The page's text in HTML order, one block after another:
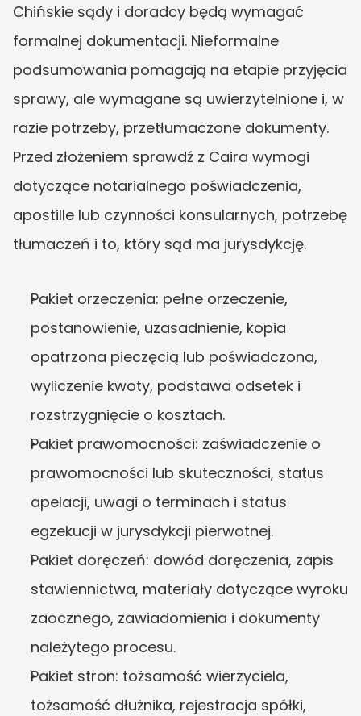
Chińskie sądy i doradcy będą wymagać
formalnej dokumentacji. Nieformalne
podsumowania pomagają na etapie przyjęcia
sprawy, ale wymagane są uwierzytelnione i, w
razie potrzeby, przetłumaczone dokumenty.
Przed złożeniem sprawdź z Caira wymogi
dotyczące notarialnego poświadczenia,
apostille lub czynności konsularnych, potrzebę
tłumaczeń i to, który sąd ma jurysdykcję.
Pakiet orzeczenia: pełne orzeczenie,
postanowienie, uzasadnienie, kopia
opatrzona pieczęcią lub poświadczona,
wyliczenie kwoty, podstawa odsetek i
rozstrzygnięcie o kosztach.
Pakiet prawomocności: zaświadczenie o
prawomocności lub skuteczności, status
apelacji, uwagi o terminach i status
egzekucji w jurysdykcji pierwotnej.
Pakiet doręczeń: dowód doręczenia, zapis
stawiennictwa, materiały dotyczące wyroku
zaocznego, zawiadomienia i dokumenty
należytego procesu.
Pakiet stron: tożsamość wierzyciela,
tożsamość dłużnika, rejestracja spółki,